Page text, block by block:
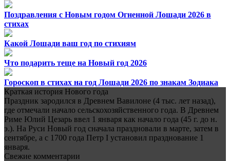
Поздравления с Новым годом Огненной Лошади 2026 в
стихах
Какой Лошади ваш год по стихиям
Что подарить теще на Новый год 2026
Гороскоп в стихах на год Лошади 2026 по знакам Зодиака
Краткая история Нового года
Праздник зародился в Древнем Вавилоне (4 тыс. лет назад),
где отмечали начало сельскохозяйственного года. В Древнем
Риме Юлий Цезарь ввел 1 января как начало года (45 г. до н.
э.). На Руси Новый год сначала праздновали в марте, затем в
сентябре, а с 1700 года Петр I установил празднование 1
января.
Свежие комментарии